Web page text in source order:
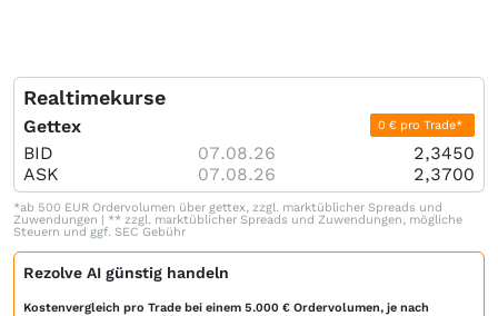
Realtimekurse
Gettex 0 € pro Trade*
BID 07.08.26
2,3450
ASK
07.08.26 2,3700
*ab 500 EUR Ordervolumen über gettex, zzgl. marktüblicher Spreads und
Zuwendungen | ** zzgl. marktüblicher Spreads und Zuwendungen, mögliche
Steuern und ggf. SEC Gebühr
Rezolve AI günstig handeln
Kostenvergleich pro Trade bei einem 5.000 € Ordervolumen, je nach